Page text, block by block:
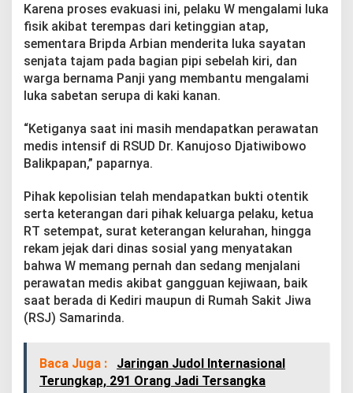
Karena proses evakuasi ini, pelaku W mengalami luka
fisik akibat terempas dari ketinggian atap,
sementara Bripda Arbian menderita luka sayatan
senjata tajam pada bagian pipi sebelah kiri, dan
warga bernama Panji yang membantu mengalami
luka sabetan serupa di kaki kanan.
“Ketiganya saat ini masih mendapatkan perawatan
medis intensif di RSUD Dr. Kanujoso Djatiwibowo
Balikpapan,” paparnya.
Pihak kepolisian telah mendapatkan bukti otentik
serta keterangan dari pihak keluarga pelaku, ketua
RT setempat, surat keterangan kelurahan, hingga
rekam jejak dari dinas sosial yang menyatakan
bahwa W memang pernah dan sedang menjalani
perawatan medis akibat gangguan kejiwaan, baik
saat berada di Kediri maupun di Rumah Sakit Jiwa
(RSJ) Samarinda.
Baca Juga :
Jaringan Judol Internasional
Terungkap, 291 Orang Jadi Tersangka